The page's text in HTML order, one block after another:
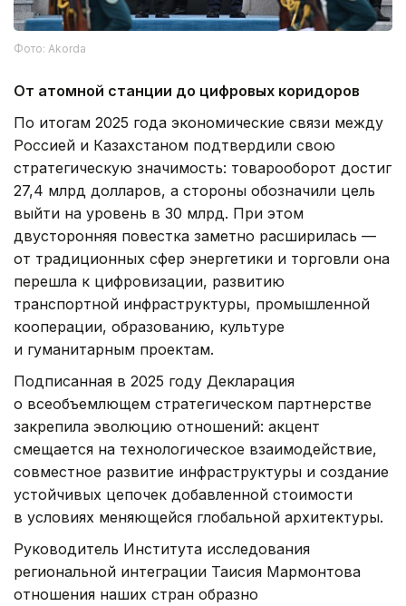
Фото: Akorda
От атомной станции до цифровых коридоров
По итогам 2025 года экономические связи между
Россией и Казахстаном подтвердили свою
стратегическую значимость: товарооборот достиг
27,4 млрд долларов, а стороны обозначили цель
выйти на уровень в 30 млрд. При этом
двусторонняя повестка заметно расширилась —
от традиционных сфер энергетики и торговли она
перешла к цифровизации, развитию
транспортной инфраструктуры, промышленной
кооперации, образованию, культуре
и гуманитарным проектам.
Подписанная в 2025 году Декларация
о всеобъемлющем стратегическом партнерстве
закрепила эволюцию отношений: акцент
смещается на технологическое взаимодействие,
совместное развитие инфраструктуры и создание
устойчивых цепочек добавленной стоимости
в условиях меняющейся глобальной архитектуры.
Руководитель Института исследования
региональной интеграции Таисия Мармонтова
отношения наших стран образно